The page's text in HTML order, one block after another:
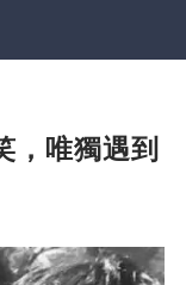
，唯獨遇到